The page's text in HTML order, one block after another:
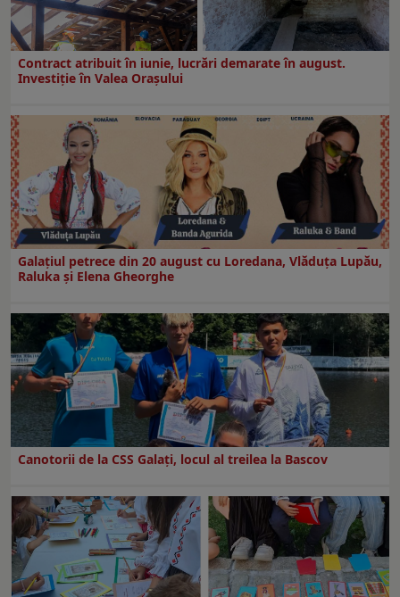
Contract atribuit în iunie, lucrări demarate în august.
Investiţie în Valea Oraşului
Galaţiul petrece din 20 august cu Loredana, Vlăduța Lupău,
Raluka și Elena Gheorghe
Canotorii de la CSS Galați, locul al treilea la Bascov